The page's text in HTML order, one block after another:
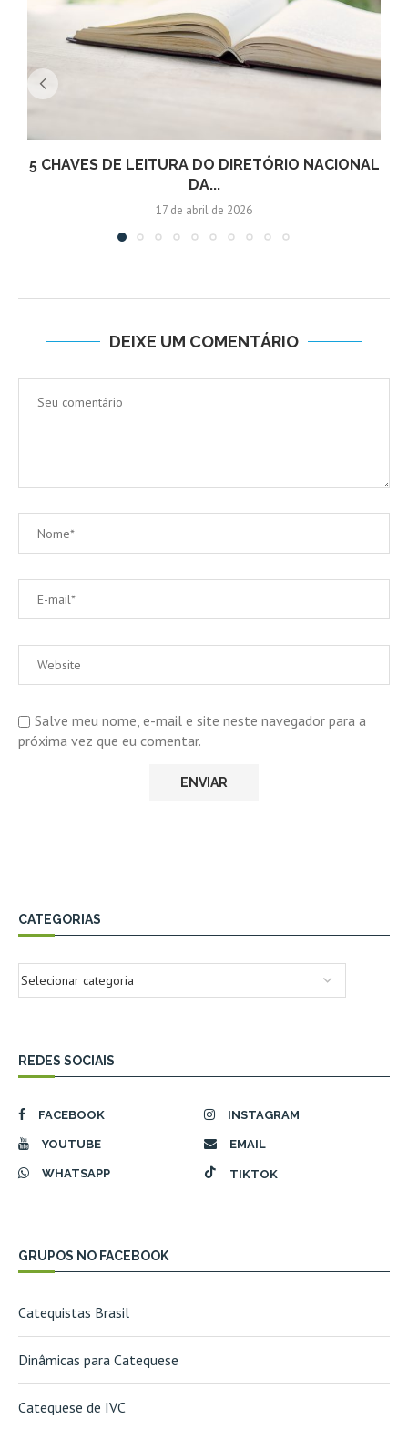
5 CHAVES DE LEITURA DO DIRETÓRIO NACIONAL
DA...
17 de abril de 2026
DEIXE UM COMENTÁRIO
Salve meu nome, e-mail e site neste navegador para a
próxima vez que eu comentar.
CATEGORIAS
REDES SOCIAIS
FACEBOOK INSTAGRAM
YOUTUBE EMAIL
WHATSAPP TIKTOK
GRUPOS NO FACEBOOK
Catequistas Brasil
Dinâmicas para Catequese
Catequese de IVC